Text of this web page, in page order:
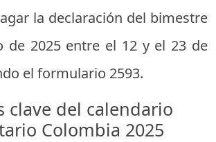
la declaración del bimestre
de 2025 entre el 12 y el 23 de
el formulario 2593.
clave del calendario
Colombia 2025